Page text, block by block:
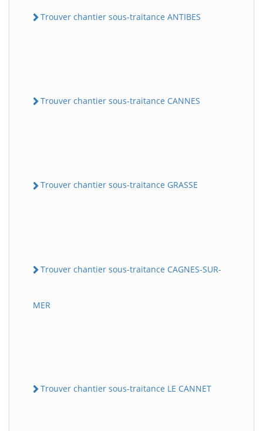
Trouver chantier sous-traitance ANTIBES
Trouver chantier sous-traitance CANNES
Trouver chantier sous-traitance GRASSE
Trouver chantier sous-traitance CAGNES-SUR-
MER
Trouver chantier sous-traitance LE CANNET